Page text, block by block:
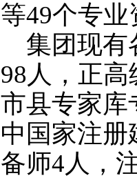
等49个专业
集团现有
98 人， 正高
市县专家库
中 国家注册
备师4人，